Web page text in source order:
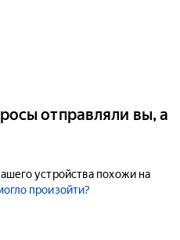
отправляли вы, а
устройства похожи на
произойти?